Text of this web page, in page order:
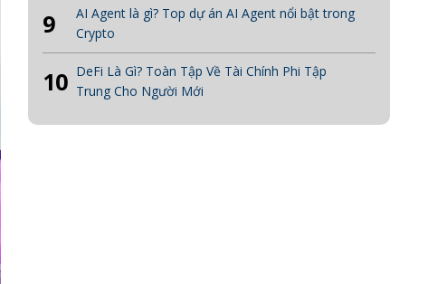
9
AI Agent là gì? Top dự án AI Agent nổi bật trong
Crypto
10 DeFi Là Gì? Toàn Tập Về Tài Chính Phi Tập
Trung Cho Người Mới